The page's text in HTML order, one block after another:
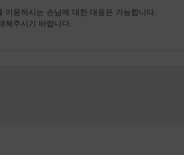
용하시는 손님에 대한 대응은 가능합니다.
해주시기 바랍니다.